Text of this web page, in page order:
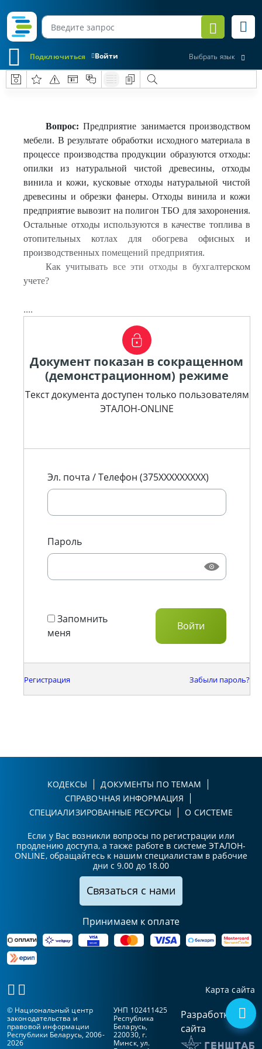
Войти
Подключиться Выбрать язык
Вопрос: Предприятие занимается производством
мебели. В результате обработки исходного материала в
процессе производства продукции образуются отходы:
опилки из натуральной чистой древесины, отходы
винила и кожи, кусковые отходы натуральной чистой
древесины и обрезки фанеры. Отходы винила и кожи
предприятие вывозит на полигон ТБО для захоронения.
Остальные отходы используются в качестве топлива в
отопительных котлах для обогрева офисных и
производственных помещений предприятия.
Как учитывать все эти отходы в бухгалтерском
учете?
....
Документ показан в сокращенном
(демонстрационном) режиме
Текст документа доступен только пользователям
ЭТАЛОН-ONLINE
Эл. почта / Телефон (375XXXXXXXXX)
Пароль
Запомнить
меня
Регистрация Забыли пароль?
КОДЕКСЫ
ДОКУМЕНТЫ ПО ТЕМАМ
СПРАВОЧНАЯ ИНФОРМАЦИЯ
СПЕЦИАЛИЗИРОВАННЫЕ РЕСУРСЫ
О СИСТЕМЕ
Если у Вас возникли вопросы по регистрации или
продлению доступа, а также работе в системе ЭТАЛОН-
ONLINE, обращайтесь к нашим специалистам в рабочие
дни с 9.00 до 18.00
Связаться с нами
Принимаем к оплате
Карта сайта
© Национальный центр
законодательства и
правовой информации
Республики Беларусь, 2006-
2026
УНП 102411425
Республика
Беларусь,
220030, г.
Минск, ул.
Разработка
сайта